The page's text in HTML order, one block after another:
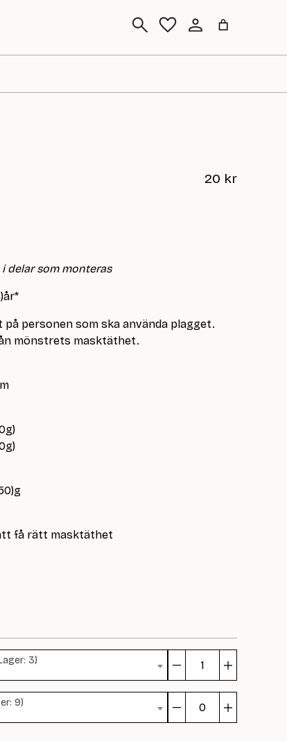
20 kr
delar som monteras
personen som ska använda plagget.
mönstrets masktäthet.
få rätt masktäthet
3)
mängd
9)